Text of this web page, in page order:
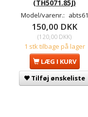
(TH5071.85J)
Model/varenr.: abts61
150,00 DKK
(120,00 DKK)
1 stk tilbage på lager
LÆG I KURV
Tilføj ønskeliste